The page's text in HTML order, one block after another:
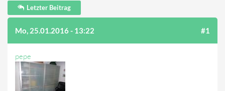
Letzter Beitrag
Mo, 25.01.2016 - 13:22 #1
pepe